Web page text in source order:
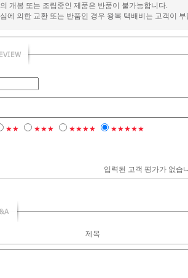
개봉 또는 조립중인 제품은 반품이 불가능합니다.
에 의한 교환 또는 반품인 경우 왕복 택배비는 고객이 부
★★ ★★★ ★★★★ ★★★★★
입력된 고객 평가가 없습
제목